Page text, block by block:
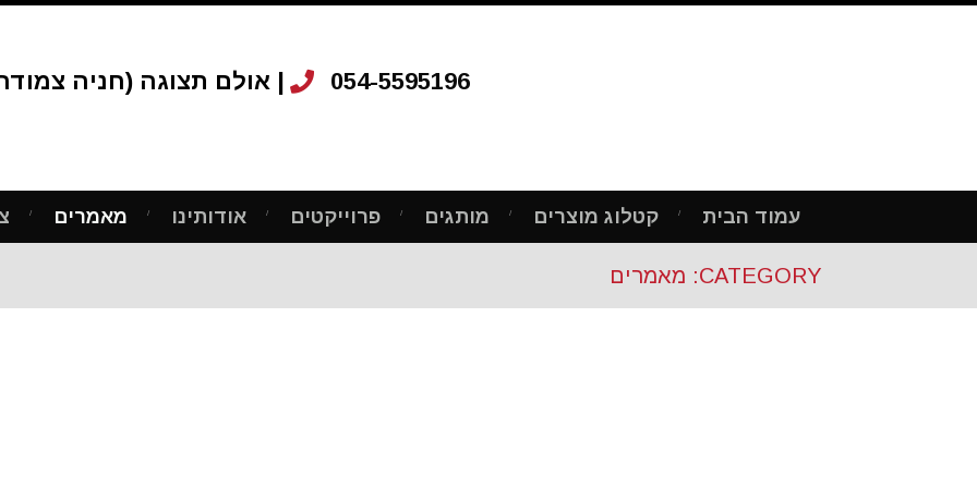
אולם תצוגה (חניה צמודה): רחוב ריב"ל 12, ת"א | 054-5595196
עמוד הבית קטלוג מוצרים מותגים פרוייקטים אודותינו מאמרים
CATEGORY: מאמרים